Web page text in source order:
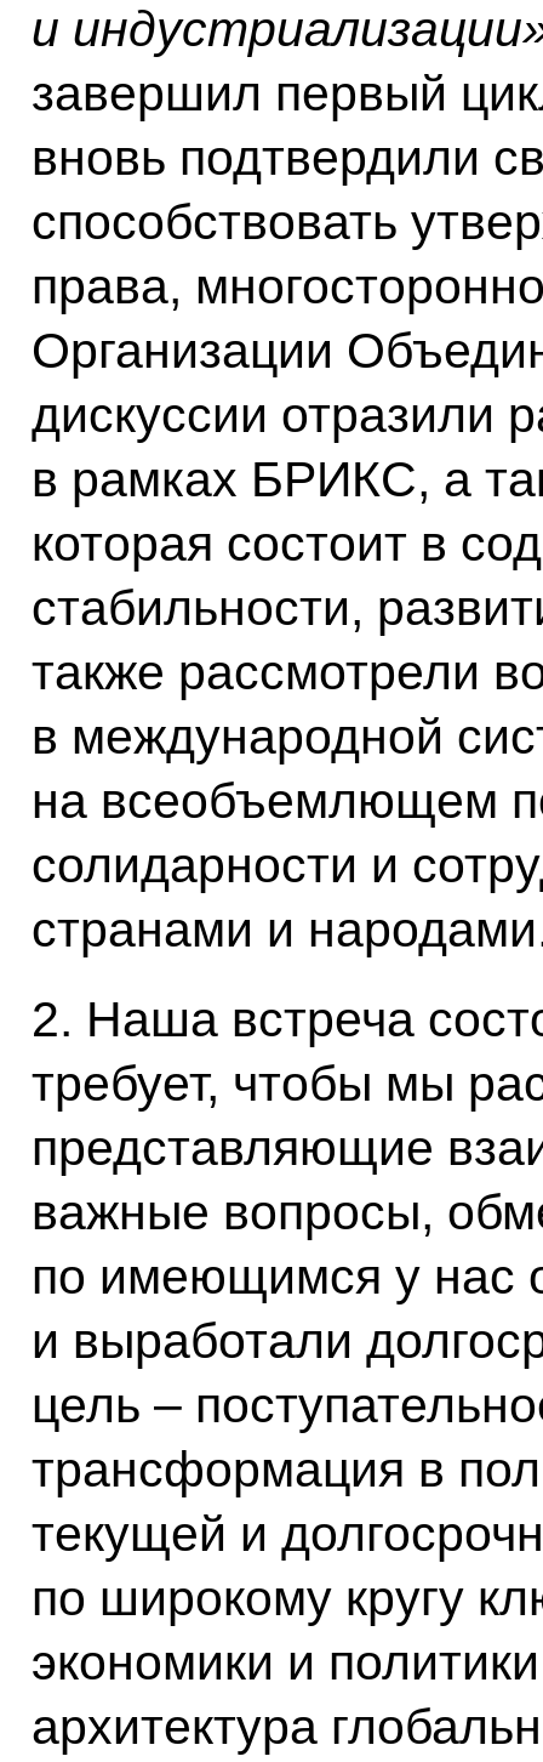
и
завершил первый
вновь подтвердили
способствовать
права,
Организации
дискуссии отразили
в рамках БРИКС, а
которая состоит в
стабильности,
также рассмотрели
в международной
на всеобъемлющем
солидарности и
странами и
2. Наша встреча
требует, чтобы мы
представляющие
важные вопросы,
по имеющимся у нас
и выработали
цель –
трансформация в
текущей и
по широкому кругу
экономики и
архитектура